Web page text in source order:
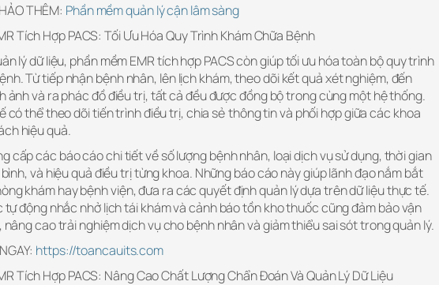
THÊM: Phần mềm quản lý cận lâm sàng
Tích Hợp PACS: Tối Ưu Hóa Quy Trình Khám Chữa Bệnh
lý dữ liệu, phần mềm EMR tích hợp PACS còn giúp tối ưu hóa toàn bộ quy trình
Từ tiếp nhận bệnh nhân, lên lịch khám, theo dõi kết quả xét nghiệm, đến
ảnh và ra phác đồ điều trị, tất cả đều được đồng bộ trong cùng một hệ thống.
có thể theo dõi tiến trình điều trị, chia sẻ thông tin và phối hợp giữa các khoa
hiệu quả.
cấp các báo cáo chi tiết về số lượng bệnh nhân, loại dịch vụ sử dụng, thời gian
và hiệu quả điều trị từng khoa. Những báo cáo này giúp lãnh đạo nắm bắt
khám hay bệnh viện, đưa ra các quyết định quản lý dựa trên dữ liệu thực tế.
tự động nhắc nhở lịch tái khám và cảnh báo tồn kho thuốc cũng đảm bảo vận
nâng cao trải nghiệm dịch vụ cho bệnh nhân và giảm thiểu sai sót trong quản lý.
https://toancauits.com
Tích Hợp PACS: Nâng Cao Chất Lượng Chẩn Đoán Và Quản Lý Dữ Liệu